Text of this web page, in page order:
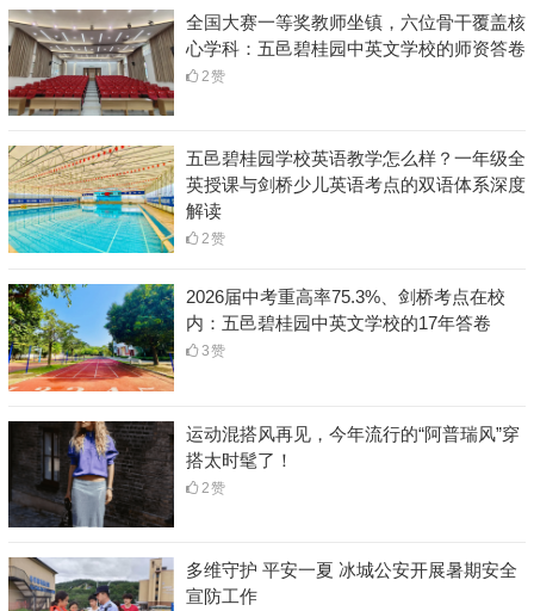
全国大赛一等奖教师坐镇，六位骨干覆盖核
心学科：五邑碧桂园中英文学校的师资答卷
2赞
五邑碧桂园学校英语教学怎么样？一年级全
英授课与剑桥少儿英语考点的双语体系深度
解读
2赞
2026届中考重高率75.3%、剑桥考点在校
内：五邑碧桂园中英文学校的17年答卷
3赞
运动混搭风再见，今年流行的“阿普瑞风”穿
搭太时髦了！
2赞
多维守护 平安一夏 冰城公安开展暑期安全
宣防工作